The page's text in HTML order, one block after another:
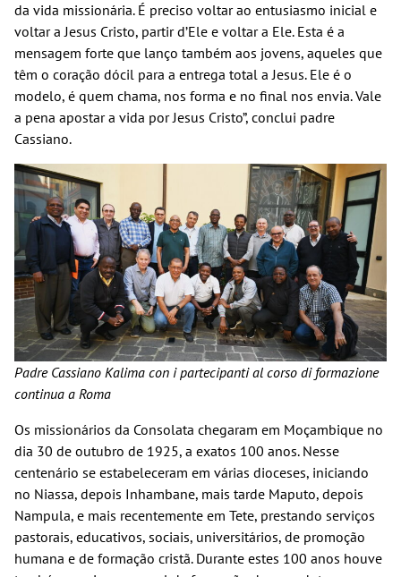
da vida missionária. É preciso voltar ao entusiasmo inicial e
voltar a Jesus Cristo, partir d’Ele e voltar a Ele. Esta é a
mensagem forte que lanço também aos jovens, aqueles que
têm o coração dócil para a entrega total a Jesus. Ele é o
modelo, é quem chama, nos forma e no final nos envia. Vale
a pena apostar a vida por Jesus Cristo”, conclui padre
Cassiano.
Padre Cassiano Kalima con i partecipanti al corso di formazione
continua a Roma
Os missionários da Consolata chegaram em Moçambique no
dia 30 de outubro de 1925, a exatos 100 anos. Nesse
centenário se estabeleceram em várias dioceses, iniciando
no Niassa, depois Inhambane, mais tarde Maputo, depois
Nampula, e mais recentemente em Tete, prestando serviços
pastorais, educativos, sociais, universitários, de promoção
humana e de formação cristã. Durante estes 100 anos houve